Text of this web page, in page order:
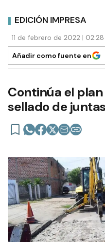
EDICIÓN IMPRESA
11 de febrero de 2022 |
Añadir como fuente en
Continúa el
sellado de